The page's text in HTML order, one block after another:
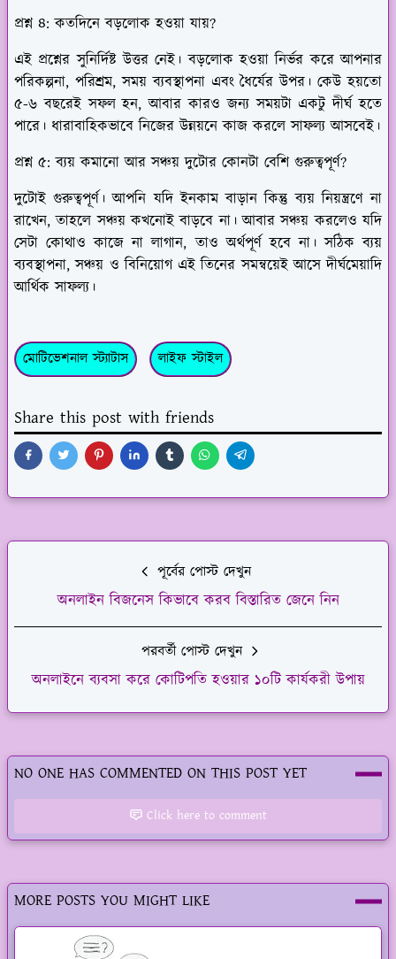
প্রশ্ন ৪: কতদিনে বড়লোক হওয়া যায়?
এই প্রশ্নের সুনির্দিষ্ট উত্তর নেই। বড়লোক হওয়া নির্ভর করে আপনার
পরিকল্পনা, পরিশ্রম, সময় ব্যবস্থাপনা এবং ধৈর্যের উপর। কেউ হয়তো
৫-৬ বছরেই সফল হন, আবার কারও জন্য সময়টা একটু দীর্ঘ হতে
পারে। ধারাবাহিকভাবে নিজের উন্নয়নে কাজ করলে সাফল্য আসবেই।
প্রশ্ন ৫: ব্যয় কমানো আর সঞ্চয় দুটোর কোনটা বেশি গুরুত্বপূর্ণ?
দুটোই গুরুত্বপূর্ণ। আপনি যদি ইনকাম বাড়ান কিন্তু ব্যয় নিয়ন্ত্রণে না
রাখেন, তাহলে সঞ্চয় কখনোই বাড়বে না। আবার সঞ্চয় করলেও যদি
সেটা কোথাও কাজে না লাগান, তাও অর্থপূর্ণ হবে না। সঠিক ব্যয়
ব্যবস্থাপনা, সঞ্চয় ও বিনিয়োগ এই তিনের সমন্বয়েই আসে দীর্ঘমেয়াদি
আর্থিক সাফল্য।
মোটিভেশনাল স্ট্যাটাস লাইফ স্টাইল
Share this post with friends
পূর্বের পোস্ট দেখুন
অনলাইন বিজনেস কিভাবে করব বিস্তারিত জেনে নিন
পরবর্তী পোস্ট দেখুন
অনলাইনে ব্যবসা করে কোটিপতি হওয়ার ১০টি কার্যকরী উপায়
NO ONE HAS COMMENTED ON THIS POST YET
Click here to comment
MORE POSTS YOU MIGHT LIKE